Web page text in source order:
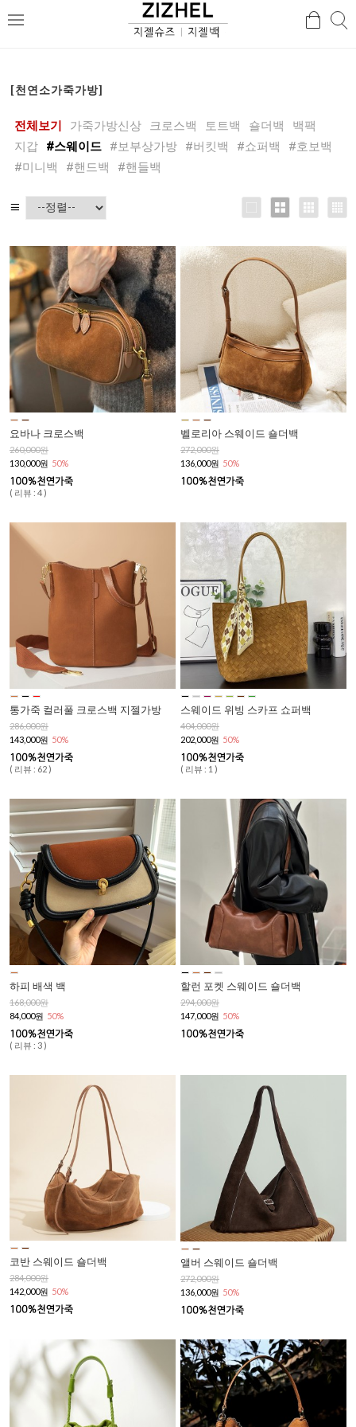
메
검
[천연소가죽가방]
전체보기 가죽가방신상 크로스백 토트백 숄더백
백팩
지갑
#스웨이드 #보부상가방 #버킷백 #쇼퍼백
#호보백
#미니백
#핸드백 #핸들백
요바나 크로스백
260,000원
130,000원 50%
( 리뷰 : 4 )
벨로리아 스웨이드 숄더백
272,000원
136,000원 50%
통가죽 컬러풀 크로스백 지젤가방
286,000원
143,000원 50%
( 리뷰 : 62 )
스웨이드 위빙 스카프 쇼퍼백
404,000원
202,000원 50%
( 리뷰 : 1 )
하피 배색 백
168,000원
84,000원 50%
( 리뷰 : 3 )
할런 포켓 스웨이드 숄더백
294,000원
147,000원 50%
코반 스웨이드 숄더백
284,000원
142,000원 50%
앨버 스웨이드 숄더백
272,000원
136,000원 50%